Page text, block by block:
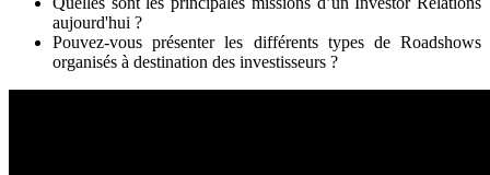
aujourd'hui ?
Pouvez-vous présenter les différents types de Roadshows
organisés à destination des investisseurs ?